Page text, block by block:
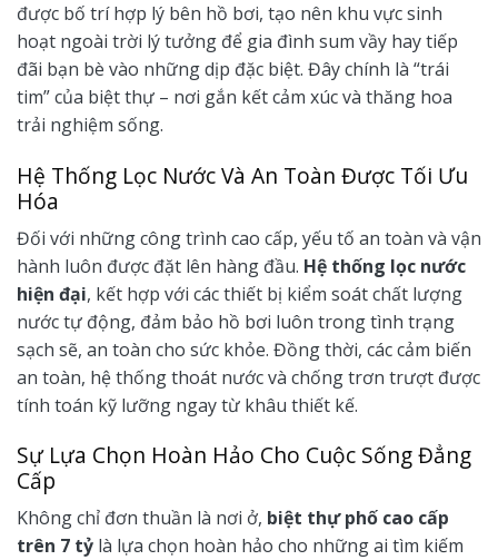
được bố trí hợp lý bên hồ bơi, tạo nên khu vực sinh
hoạt ngoài trời lý tưởng để gia đình sum vầy hay tiếp
đãi bạn bè vào những dịp đặc biệt. Đây chính là “trái
tim” của biệt thự – nơi gắn kết cảm xúc và thăng hoa
trải nghiệm sống.
Hệ Thống Lọc Nước Và An Toàn Được Tối Ưu
Hóa
Đối với những công trình cao cấp, yếu tố an toàn và vận
hành luôn được đặt lên hàng đầu. Hệ thống lọc nước
hiện đại, kết hợp với các thiết bị kiểm soát chất lượng
nước tự động, đảm bảo hồ bơi luôn trong tình trạng
sạch sẽ, an toàn cho sức khỏe. Đồng thời, các cảm biến
an toàn, hệ thống thoát nước và chống trơn trượt được
tính toán kỹ lưỡng ngay từ khâu thiết kế.
Sự Lựa Chọn Hoàn Hảo Cho Cuộc Sống Đẳng
Cấp
Không chỉ đơn thuần là nơi ở, biệt thự phố cao cấp
trên 7 tỷ là lựa chọn hoàn hảo cho những ai tìm kiếm